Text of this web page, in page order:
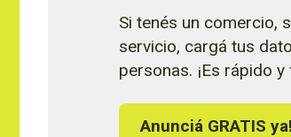
Si tenés un comercio,
servicio, cargá tus
personas. ¡Es rápido y
Anunciá GRATIS ya!